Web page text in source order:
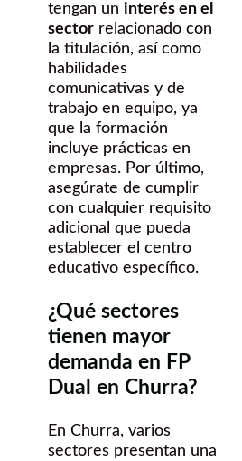
tengan un interés en el
sector relacionado con
la titulación, así como
habilidades
comunicativas y de
trabajo en equipo, ya
que la formación
incluye prácticas en
empresas. Por último,
asegúrate de cumplir
con cualquier requisito
adicional que pueda
establecer el centro
educativo específico.
¿Qué sectores
tienen mayor
demanda en FP
Dual en Churra?
En Churra, varios
sectores presentan una